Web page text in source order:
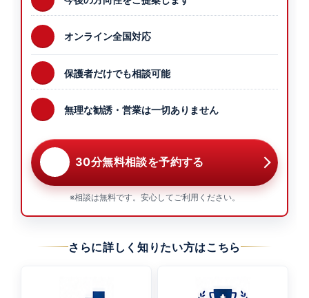
オンライン全国対応
保護者だけでも相談可能
無理な勧誘・営業は一切ありません
30分無料相談を予約する
※相談は無料です。安心してご利用ください。
さらに詳しく知りたい方はこちら